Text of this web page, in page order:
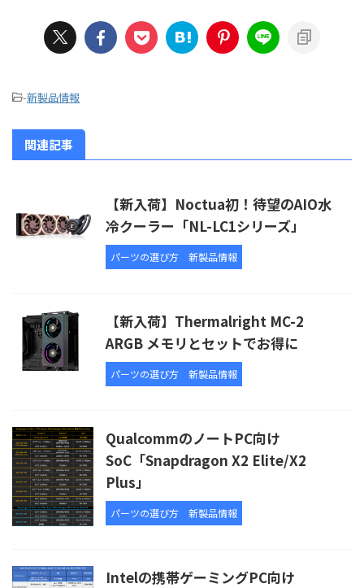
-新製品情報
関連記事
【新入荷】Noctua初！待望のAIO水
冷クーラー「NL-LC1シリーズ」
パーツの選び方 新製品情報
【新入荷】Thermalright MC-2
ARGB メモリとセットでお得に
パーツの選び方 新製品情報
QualcommのノートPC向け
SoC「Snapdragon X2 Elite/X2
Plus」
パーツの選び方 新製品情報
Intelの携帯ゲーミングPC向け